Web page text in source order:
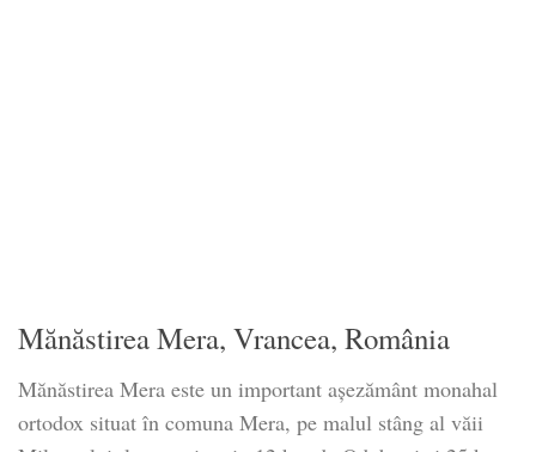
Mănăstirea Mera, Vrancea, România
Mănăstirea Mera este un important așezământ monahal
ortodox situat în comuna Mera, pe malul stâng al văii